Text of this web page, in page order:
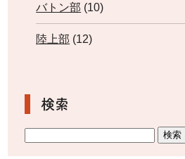
バトン部 (10)
陸上部 (12)
検索